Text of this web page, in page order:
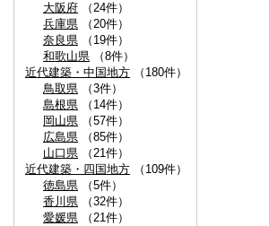
大阪府 （24件）
兵庫県 （20件）
奈良県 （19件）
和歌山県 （8件）
近代建築・中国地方 （180件）
鳥取県 （3件）
島根県 （14件）
岡山県 （57件）
広島県 （85件）
山口県 （21件）
近代建築・四国地方 （109件）
徳島県 （5件）
香川県 （32件）
愛媛県 （21件）